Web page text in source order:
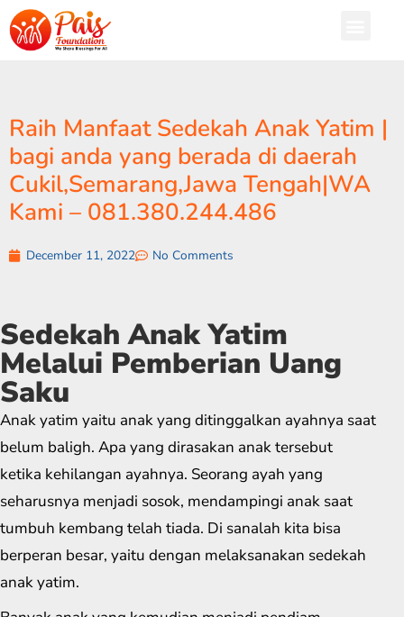
Raih Manfaat Sedekah Anak Yatim |
bagi anda yang berada di daerah
Cukil,Semarang,Jawa Tengah|WA
Kami – 081.380.244.486
December 11, 2022 No Comments
Sedekah Anak Yatim
Melalui Pemberian Uang
Saku
Anak yatim yaitu anak yang ditinggalkan ayahnya saat
belum baligh. Apa yang dirasakan anak tersebut
ketika kehilangan ayahnya. Seorang ayah yang
seharusnya menjadi sosok, mendampingi anak saat
tumbuh kembang telah tiada. Di sanalah kita bisa
berperan besar, yaitu dengan melaksanakan sedekah
anak yatim.